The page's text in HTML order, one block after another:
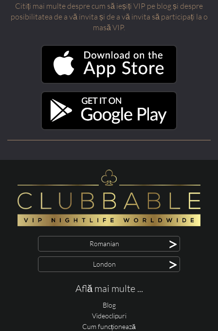
Citiți mai multe despre cum să ieșiți VIP pe blog și despre
posibilitatea de a vă invita și de a vă invita să participați la o
masă VIP.
Romanian >
London >
Află mai multe ...
Blog
Videoclipuri
Cum funcționează